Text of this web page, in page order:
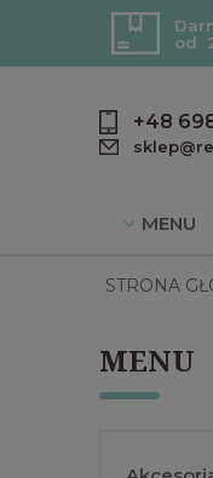
od
+48
MENU
BLOG
STRONA
MENU